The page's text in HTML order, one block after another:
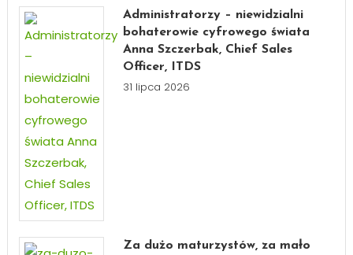
Administratorzy – niewidzialni
bohaterowie cyfrowego świata
Anna Szczerbak, Chief Sales
Officer, ITDS
31 lipca 2026
Za dużo maturzystów, za mało